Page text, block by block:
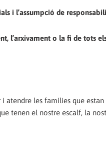
i l’assumpció de
l’arxivament o la fi de tots
les famílies que
tenen el nostre escalf, la